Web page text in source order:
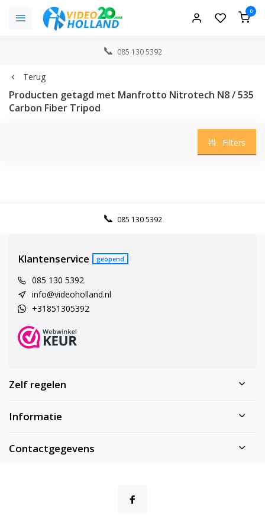
0
085 130 5392
Terug
Producten getagd met Manfrotto Nitrotech N8 / 535
Carbon Fiber Tripod
Filters
085 130 5392
Klantenservice geopend
085 130 5392
info@videoholland.nl
+31851305392
Zelf regelen
Informatie
Contactgegevens